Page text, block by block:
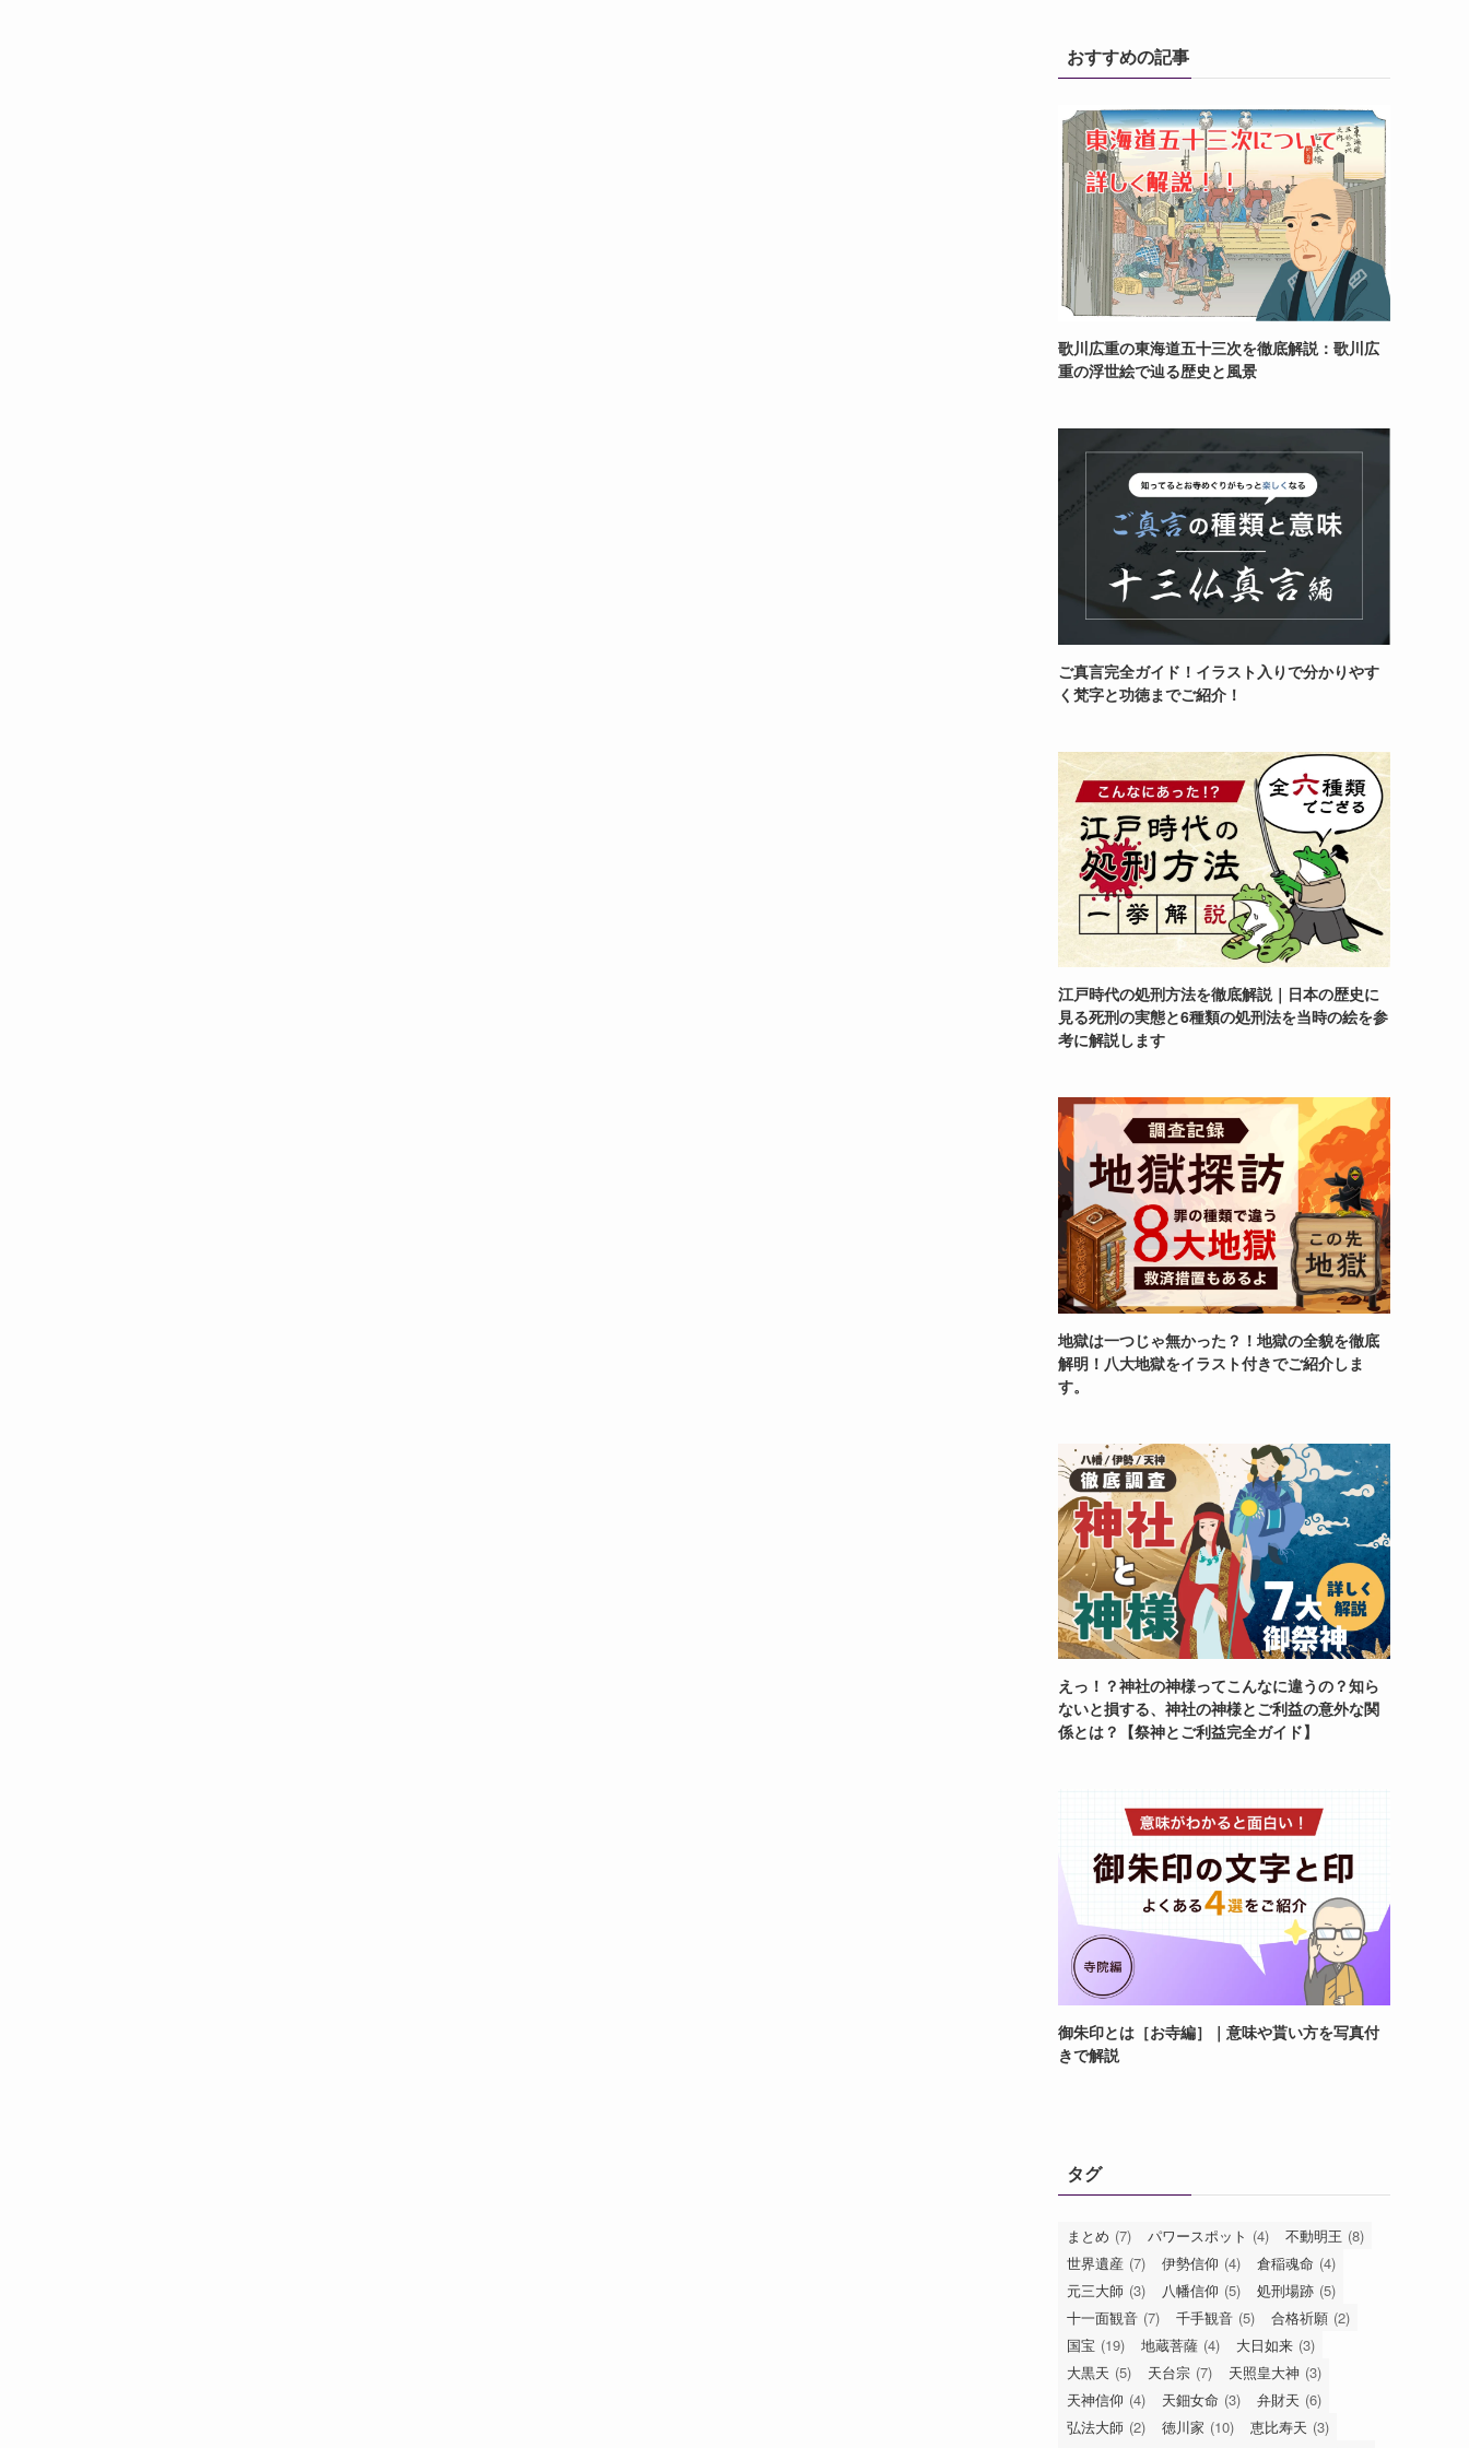
おすすめの記事
歌川広重の東海道五十三次を徹底解説：歌川広
重の浮世絵で辿る歴史と風景
ご真言完全ガイド！イラスト入りで分かりやす
く梵字と功徳までご紹介！
江戸時代の処刑方法を徹底解説｜日本の歴史に
見る死刑の実態と6種類の処刑法を当時の絵を参
考に解説します
地獄は一つじゃ無かった？！地獄の全貌を徹底
解明！八大地獄をイラスト付きでご紹介しま
す。
えっ！？神社の神様ってこんなに違うの？知ら
ないと損する、神社の神様とご利益の意外な関
係とは？【祭神とご利益完全ガイド】
御朱印とは［お寺編］｜意味や貰い方を写真付
きで解説
タグ
まとめ (7) パワースポット (4) 不動明王 (8)
世界遺産 (7) 伊勢信仰 (4) 倉稲魂命 (4)
元三大師 (3) 八幡信仰 (5) 処刑場跡 (5)
十一面観音 (7) 千手観音 (5) 合格祈願 (2)
国宝 (19) 地蔵菩薩 (4) 大日如来 (3)
大黒天 (5) 天台宗 (7) 天照皇大神 (3)
天神信仰 (4) 天鈿女命 (3) 弁財天 (6)
弘法大師 (2) 徳川家 (10) 恵比寿天 (3)